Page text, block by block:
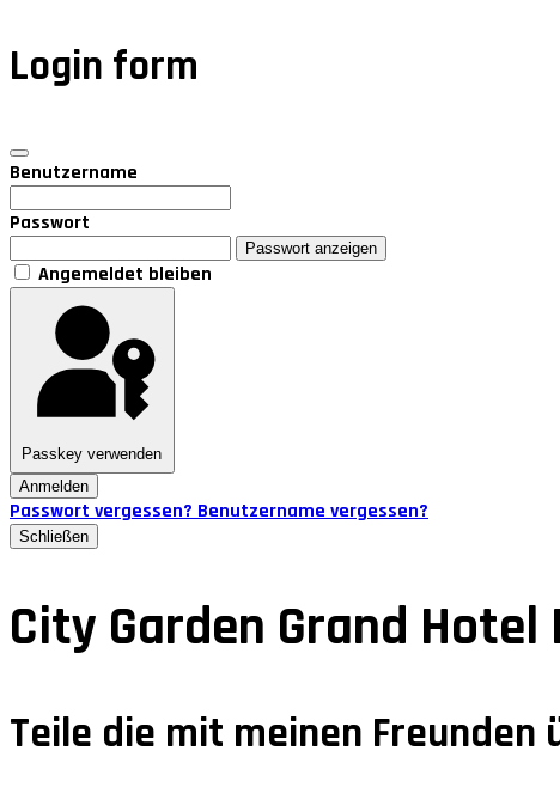
Login form
Benutzername
Passwort
Passwort anzeigen
Angemeldet bleiben
Passkey verwenden
Anmelden
Passwort vergessen? Benutzername vergessen?
Schließen
City Garden Grand
Teile die mit meinen Freunden